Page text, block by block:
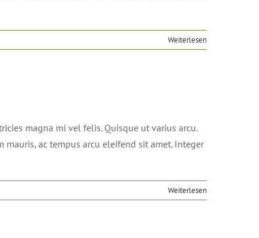
Weiterlesen
magna mi vel felis. Quisque ut varius arcu.
ac tempus arcu eleifend sit amet. Integer
Weiterlesen